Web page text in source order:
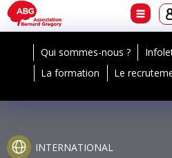
Qui sommes-nous ?
La formation
Le
INTERNATIONAL